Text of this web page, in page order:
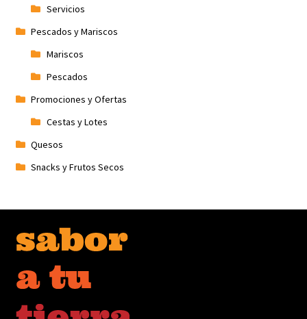
Servicios
Pescados y Mariscos
Mariscos
Pescados
Promociones y Ofertas
Cestas y Lotes
Quesos
Snacks y Frutos Secos